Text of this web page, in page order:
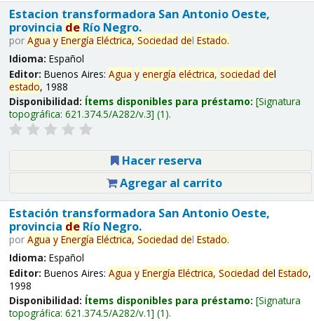
Estacion transformadora San Antonio Oeste,
provincia deRío Negro.
por Agua y Energía Eléctrica, Sociedad del Estado.
Idioma: Español
Editor: Buenos Aires: Agua y energía eléctrica, sociedad del
estado, 1988
Disponibilidad: Ítems disponibles para préstamo: Signatura
topográfica: 621.374.5/A282/v.3 (1).
Hacer reserva
Agregar al carrito
Estación transformadora San Antonio Oeste,
provincia deRío Negro.
por Agua y Energía Eléctrica, Sociedad del Estado.
Idioma: Español
Editor: Buenos Aires: Agua y Energía Eléctrica, Sociedad del Estado,
1998
Disponibilidad: Ítems disponibles para préstamo: Signatura
topográfica: 621.374.5/A282/v.1 (1).